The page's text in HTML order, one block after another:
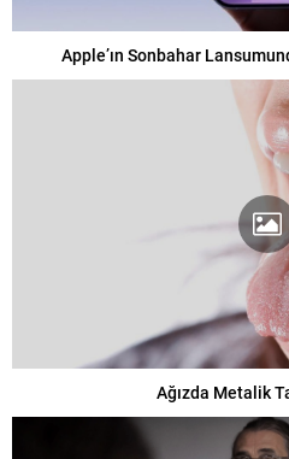
Apple’ın Sonbahar
Ağızda Metalik